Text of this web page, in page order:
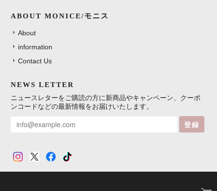
ABOUT MONICE/モニス
About
information
Contact Us
NEWS LETTER
ニュースレターをご購読の方に新商品やキャンペーン、クーポ
ンコードなどの最新情報をお届けいたします。
登録